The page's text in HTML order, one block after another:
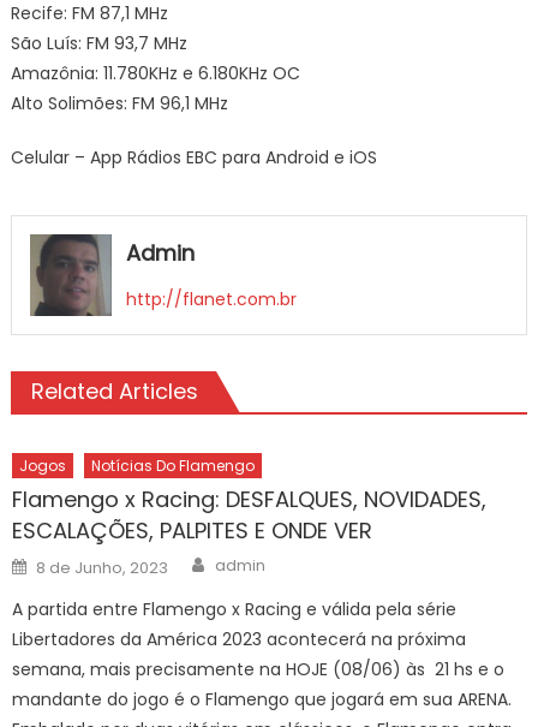
Recife: FM 87,1 MHz
São Luís: FM 93,7 MHz
Amazônia: 11.780KHz e 6.180KHz OC
Alto Solimões: FM 96,1 MHz
Celular – App Rádios EBC para Android e iOS
Admin
http://flanet.com.br
Related Articles
Jogos Notícias Do Flamengo
Flamengo x Racing: DESFALQUES, NOVIDADES,
ESCALAÇÕES, PALPITES E ONDE VER
Posted
on
8 de Junho, 2023 Author
admin
A partida entre Flamengo x Racing e válida pela série
Libertadores da América 2023 acontecerá na próxima
semana, mais precisamente na HOJE (08/06) às 21 hs e o
mandante do jogo é o Flamengo que jogará em sua ARENA.